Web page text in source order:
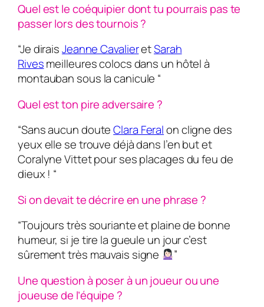
Quel est le coéquipier dont tu pourrais pas te
passer lors des tournois ?
“Je diraisJeanne CavalieretSarah
Rivesmeilleures colocs dans un hôtel à
montauban sous la canicule “
Quel est ton pire adversaire ?
“Sans aucun douteClara Feralon cligne des
yeux elle se trouve déjà dans l’en but et
Coralyne Vittet pour ses placages du feu de
dieux ! “
Si on devait te décrire en une phrase ?
“Toujours très souriante et plaine de bonne
humeur, si je tire la gueule un jour c’est
sûrement très mauvais signe
”
Une question à poser à un joueur ou une
joueuse de l’équipe ?